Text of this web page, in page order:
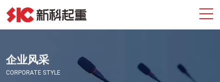
企业风采
CORPORATE STYLE